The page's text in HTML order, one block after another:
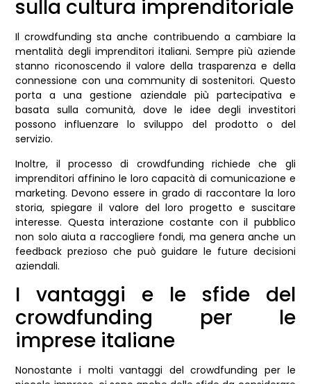
sulla cultura imprenditoriale
Il crowdfunding sta anche contribuendo a cambiare la
mentalità degli imprenditori italiani. Sempre più aziende
stanno riconoscendo il valore della trasparenza e della
connessione con una community di sostenitori. Questo
porta a una gestione aziendale più partecipativa e
basata sulla comunità, dove le idee degli investitori
possono influenzare lo sviluppo del prodotto o del
servizio.
Inoltre, il processo di crowdfunding richiede che gli
imprenditori affinino le loro capacità di comunicazione e
marketing. Devono essere in grado di raccontare la loro
storia, spiegare il valore del loro progetto e suscitare
interesse. Questa interazione costante con il pubblico
non solo aiuta a raccogliere fondi, ma genera anche un
feedback prezioso che può guidare le future decisioni
aziendali.
I vantaggi e le sfide del
crowdfunding per le
imprese italiane
Nonostante i molti vantaggi del crowdfunding per le